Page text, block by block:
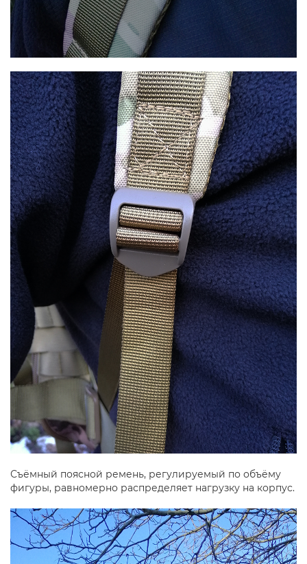
Съёмный поясной ремень, регулируемый по объёму
фигуры, равномерно распределяет нагрузку на корпус.